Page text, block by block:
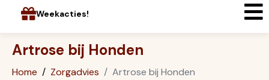
Weekacties!
Artrose bij Honden
Home Zorgadvies Artrose bij Honden